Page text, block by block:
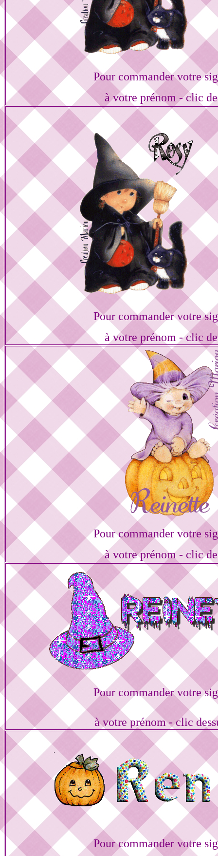
Pour commander votre
à votre prénom - clic
Pour commander votre
à votre prénom - clic
Pour commander votre
à votre prénom - clic
Pour commander votre
à votre prénom - clic
Pour commander votre